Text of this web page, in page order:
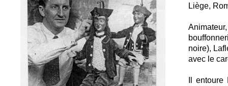
Liège,
noire),
avec le
Il